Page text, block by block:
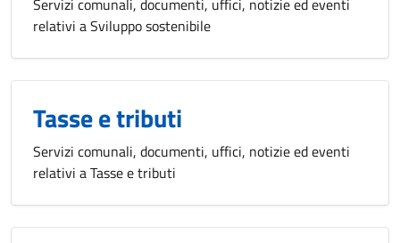
Servizi comunali, documenti, uffici, notizie ed eventi
relativi a Sviluppo sostenibile
Tasse e tributi
Servizi comunali, documenti, uffici, notizie ed eventi
relativi a Tasse e tributi